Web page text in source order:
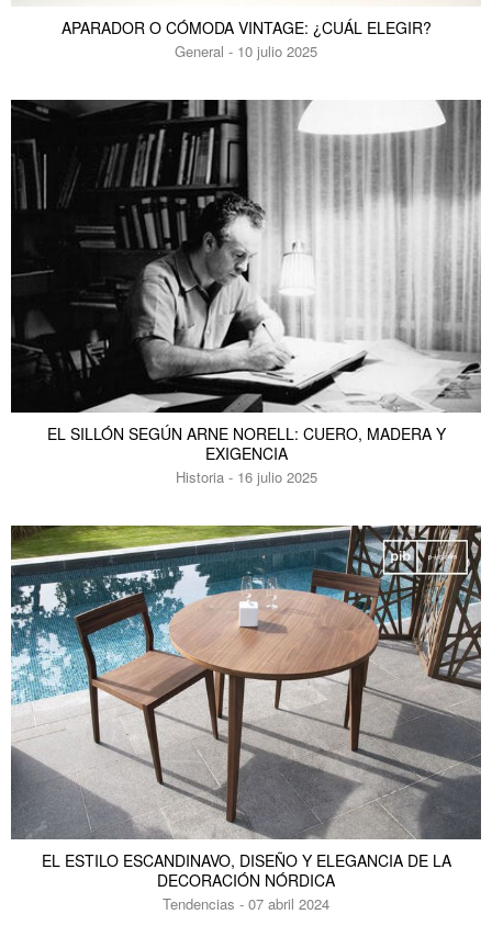
APARADOR O CÓMODA VINTAGE: ¿CUÁL ELEGIR?
General - 10 julio 2025
EL SILLÓN SEGÚN ARNE NORELL: CUERO, MADERA Y
EXIGENCIA
Historia - 16 julio 2025
EL ESTILO ESCANDINAVO, DISEÑO Y ELEGANCIA DE LA
DECORACIÓN NÓRDICA
Tendencias - 07 abril 2024